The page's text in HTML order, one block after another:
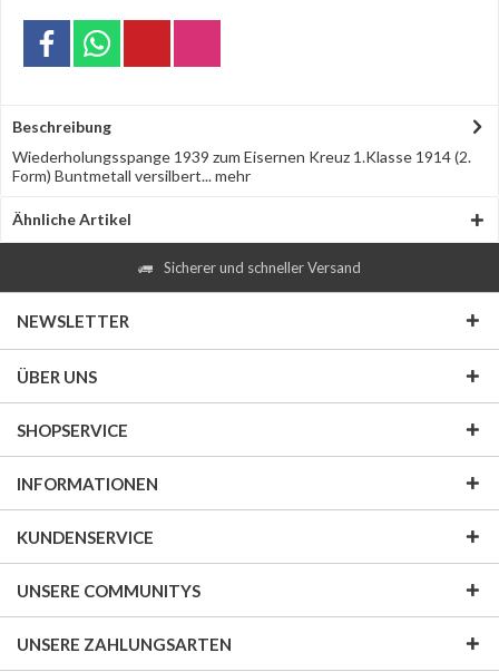
Beschreibung
Wiederholungsspange 1939 zum Eisernen Kreuz 1.Klasse 1914 (2.
Form) Buntmetall versilbert...mehr
Ähnliche Artikel
Sicherer und schneller Versand
NEWSLETTER
ÜBER UNS
SHOPSERVICE
INFORMATIONEN
KUNDENSERVICE
UNSERE COMMUNITYS
UNSERE ZAHLUNGSARTEN